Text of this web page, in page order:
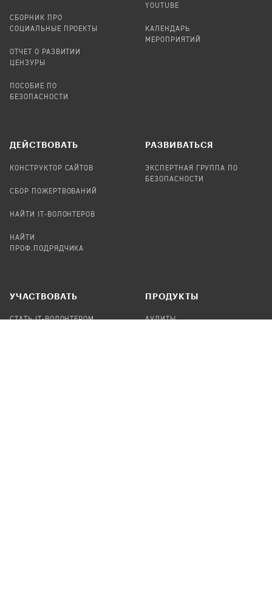
СБОРНИК ПРО
СОЦИАЛЬНЫЕ ПРОЕКТЫ
ОТЧЕТ О РАЗВИТИИ
ЦЕНЗУРЫ
ПОСОБИЕ ПО
БЕЗОПАСНОСТИ
YOUTUBE
КАЛЕНДАРЬ
МЕРОПРИЯТИЙ
ДЕЙСТВОВАТЬ
КОНСТРУКТОР САЙТОВ
СБОР ПОЖЕРТВОВАНИЙ
НАЙТИ IT-ВОЛОНТЕРОВ
НАЙТИ
ПРОФ.ПОДРЯДЧИКА
РАЗВИВАТЬСЯ
ЭКСПЕРТНАЯ ГРУППА ПО
БЕЗОПАСНОСТИ
УЧАСТВОВАТЬ
СТАТЬ IT-ВОЛОНТЕРОМ
ПРОДУКТЫ
АУДИТЫ